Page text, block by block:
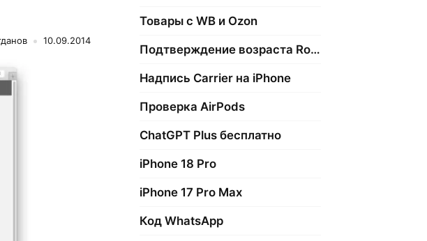
10.09.2014
Товары с WB и Ozon
Подтверждение возраста Roblox
Надпись Carrier на iPhone
Проверка AirPods
ChatGPT Plus бесплатно
iPhone 18 Pro
iPhone 17 Pro Max
Код WhatsApp